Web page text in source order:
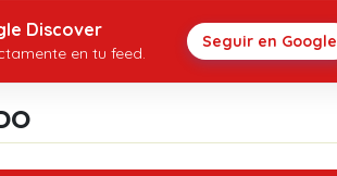
Discover
en tu feed.
Seguir en Google